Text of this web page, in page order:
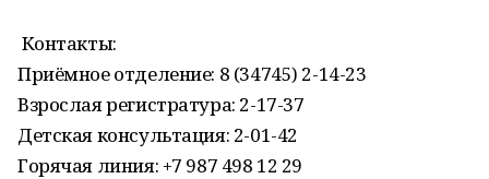
Контакты:
Приёмное отделение: 8 (34745) 2-14-23
Взрослая регистратура: 2-17-37
Детская консультация: 2-01-42
Горячая линия: +7 987 498 12 29